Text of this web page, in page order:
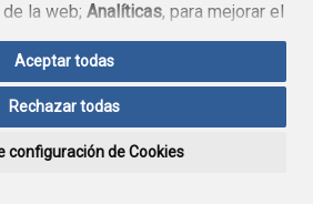
la web; Analíticas, para mejorar el
web y sus servicios.
botón“Aceptar todas”
su uso. Si pulsa el botón
las cookies técnicas
Aceptar todas
Rechazar todas
configuración de Cookies